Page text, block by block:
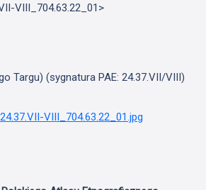
VIII_704.63.22_01>
Targu) (sygnatura PAE: 24.37.VII/VIII)